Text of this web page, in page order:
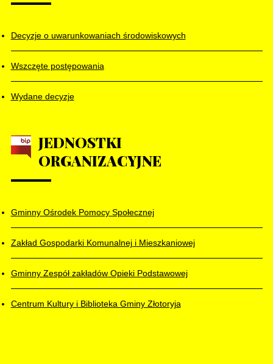
Decyzje o uwarunkowaniach środowiskowych
Wszczęte postępowania
Wydane decyzje
JEDNOSTKI
ORGANIZACYJNE
Gminny Ośrodek Pomocy Społecznej
Zakład Gospodarki Komunalnej i Mieszkaniowej
Gminny Zespół zakładów Opieki Podstawowej
Centrum Kultury i Biblioteka Gminy Złotoryja